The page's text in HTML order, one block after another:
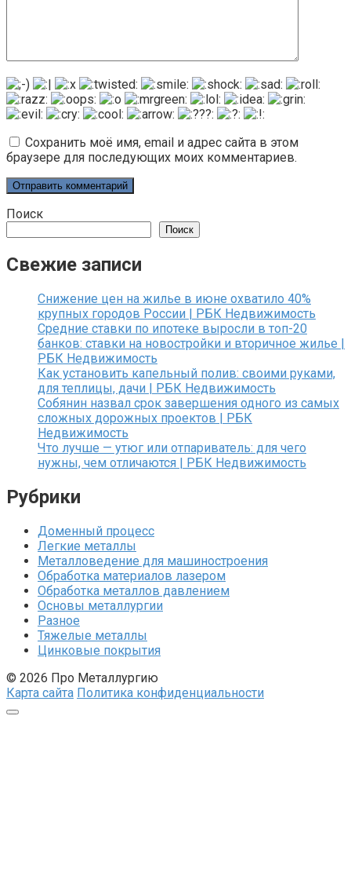
Сохранить моё имя, email и адрес сайта в этом
браузере для последующих моих комментариев.
Поиск
Поиск
Свежие записи
Снижение цен на жилье в июне охватило 40%
крупных городов России | РБК Недвижимость
Средние ставки по ипотеке выросли в топ-20
банков: ставки на новостройки и вторичное жилье |
РБК Недвижимость
Как установить капельный полив: своими руками,
для теплицы, дачи | РБК Недвижимость
Собянин назвал срок завершения одного из самых
сложных дорожных проектов | РБК
Недвижимость
Что лучше — утюг или отпариватель: для чего
нужны, чем отличаются | РБК Недвижимость
Рубрики
Доменный процесс
Легкие металлы
Металловедение для машиностроения
Обработка материалов лазером
Обработка металлов давлением
Основы металлургии
Разное
Тяжелые металлы
Цинковые покрытия
© 2026 Про Металлургию
Карта сайта Политика конфиденциальности